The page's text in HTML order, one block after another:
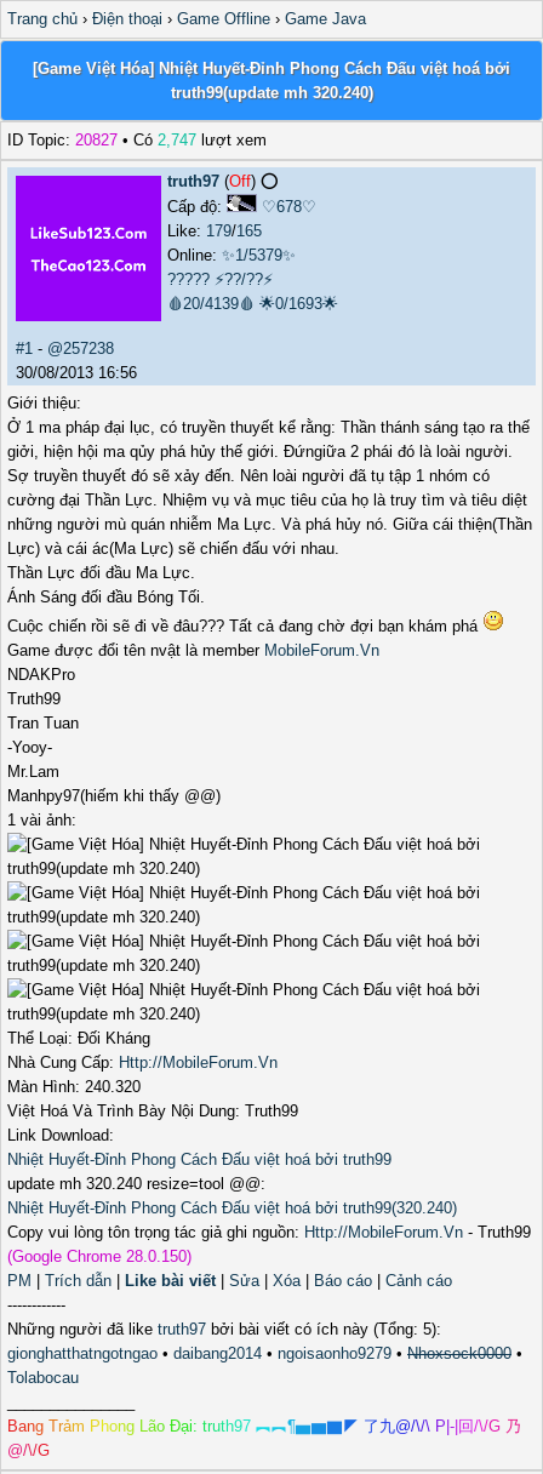
Trang chủ › Điện thoại › Game Offline › Game Java
[Game Việt Hóa] Nhiệt Huyết-Đỉnh Phong Cách Đấu việt hoá bởi
truth99(update mh 320.240)
ID Topic: 20827 • Có 2,747 lượt xem
truth97 (Off) ⭕️
Cấp độ:
♡678♡
Like: 179/165
Online: ✨1/5379✨
????? ⚡??/??⚡
🩸20/4139🩸 🌟0/1693🌟
#1 - @257238
30/08/2013 16:56
Giới thiệu:
Ở 1 ma pháp đại lục, có truyền thuyết kể rằng: Thần thánh sáng tạo ra thế
giởi, hiện hội ma qủy phá hủy thế giới. Đứngiữa 2 phái đó là loài người.
Sợ truyền thuyết đó sẽ xảy đến. Nên loài người đã tụ tập 1 nhóm có
cường đại Thần Lực. Nhiệm vụ và mục tiêu của họ là truy tìm và tiêu diệt
những người mù quán nhiễm Ma Lực. Và phá hủy nó. Giữa cái thiện(Thần
Lực) và cái ác(Ma Lực) sẽ chiến đấu với nhau.
Thần Lực đối đầu Ma Lực.
Ánh Sáng đối đầu Bóng Tối.
Cuộc chiến rồi sẽ đi về đâu??? Tất cả đang chờ đợi bạn khám phá
Game được đổi tên nvật là member MobileForum.Vn
NDAKPro
Truth99
Tran Tuan
-Yooy-
Mr.Lam
Manhpy97(hiếm khi thấy @@)
1 vài ảnh:
Thể Loại: Đối Kháng
Nhà Cung Cấp: Http://MobileForum.Vn
Màn Hình: 240.320
Việt Hoá Và Trình Bày Nội Dung: Truth99
Link Download:
Nhiệt Huyết-Đỉnh Phong Cách Đấu việt hoá bởi truth99
update mh 320.240 resize=tool @@:
Nhiệt Huyết-Đỉnh Phong Cách Đấu việt hoá bởi truth99(320.240)
Copy vui lòng tôn trọng tác giả ghi nguồn: Http://MobileForum.Vn - Truth99
(Google Chrome 28.0.150)
PM
Trích dẫn Like bài viết| Sửa| Xóa| Báo cáo
Cảnh cáo
------------
Những người đã like truth97 bởi bài viết có ích này (Tổng: 5):
gionghatthatngotngao • daibang2014 • ngoisaonho9279 • Nhoxsock0000 •
Tolabocau
Bang Trảm P hong Lão Đại: truth97 ︻︻¶▅▆▇◤ 了 九@/\/\ P - 回/\/G 乃
@/\/G